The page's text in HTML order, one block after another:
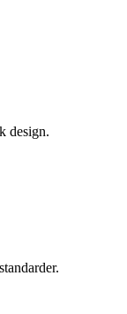
design.